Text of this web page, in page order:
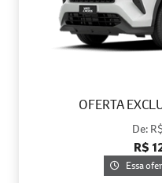
OFERTA
De:
R$
Essa